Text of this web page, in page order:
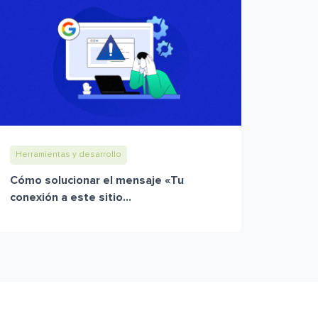
Herramientas y desarrollo
Cómo solucionar el mensaje «Tu
conexión a este sitio...